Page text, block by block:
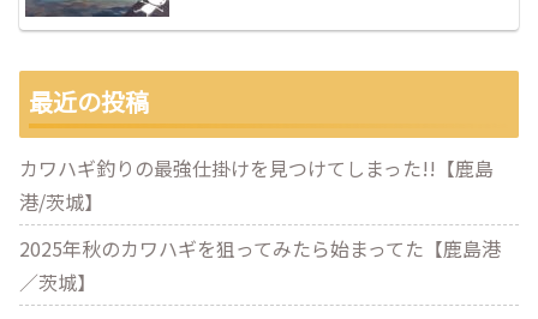
最近の投稿
カワハギ釣りの最強仕掛けを見つけてしまった!!【鹿島
港/茨城】
2025年秋のカワハギを狙ってみたら始まってた【鹿島港
／茨城】